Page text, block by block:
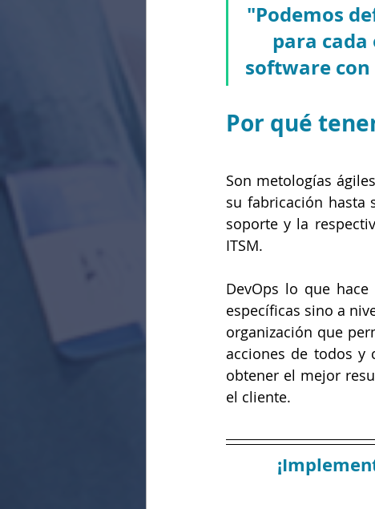
"Podemos
para
software
Por qué
Son metologías
su fabricación hasta
soporte y la
ITSM.
DevOps lo que
específicas sino a
organización que
acciones de todos y
obtener el mejor
el cliente.
¡